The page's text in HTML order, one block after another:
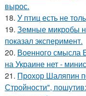
вырос.
18. У птиц есть не
19. Земные микробы
показал эксперимент.
20. Военного смысла
на Украине нет -
21. Прохор Шаляпин
Стройности",